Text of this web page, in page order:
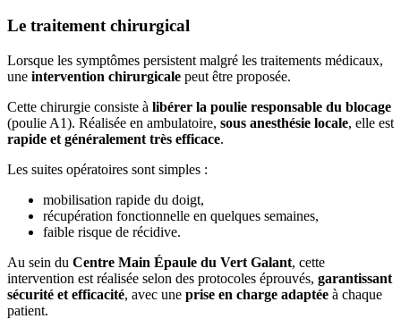
Le traitement chirurgical
Lorsque les symptômes persistent malgré les traitements médicaux,
une intervention chirurgicale peut être proposée.
Cette chirurgie consiste à libérer la poulie responsable du blocage
(poulie A1). Réalisée en ambulatoire, sous anesthésie locale, elle est
rapide et généralement très efficace.
Les suites opératoires sont simples :
mobilisation rapide du doigt,
récupération fonctionnelle en quelques semaines,
faible risque de récidive.
Au sein du Centre Main Épaule du Vert Galant, cette
intervention est réalisée selon des protocoles éprouvés, garantissant
sécurité et efficacité, avec une prise en charge adaptée à chaque
patient.